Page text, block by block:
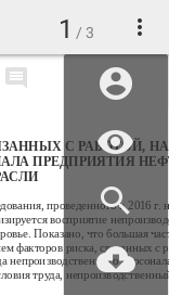
1 / 3
С РАБОТОЙ, НА
ПРЕДПРИЯТИЯ
проведенного в 2016 г.
восприятие
Показано, что большая
факторов риска, связанных с
непроизводственного
труда,